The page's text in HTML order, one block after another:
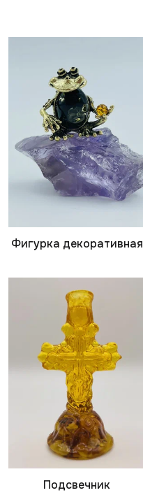
Фигурка декоративная
Подсвечник